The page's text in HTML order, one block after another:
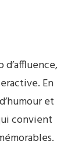
En
et
convient